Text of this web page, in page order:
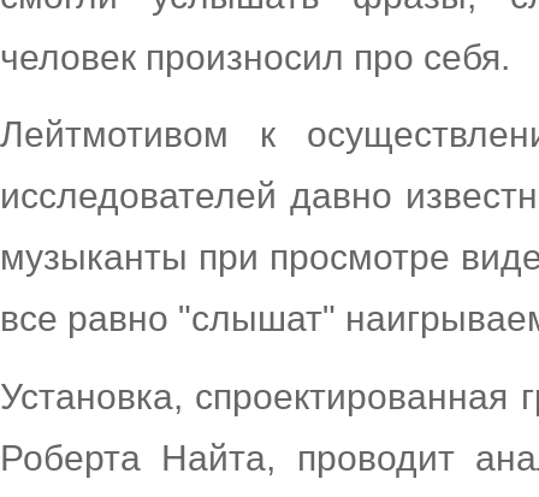
человек произносил про себя.
Лейтмотивом к
исследователей давно
музыканты при просмотре
все равно "слышат"
Установка, спроектированная
Роберта Найта, проводит